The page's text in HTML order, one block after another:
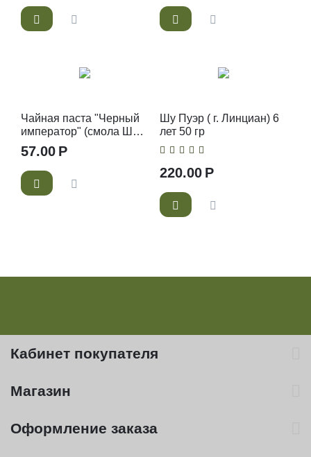
Чайная паста "Черный
император" (смола Шу
Пуэра)
57.00 Р
Шу Пуэр ( г. Линциан) 6
лет 50 гр
220.00 Р
Кабинет покупателя
Магазин
Оформление заказа